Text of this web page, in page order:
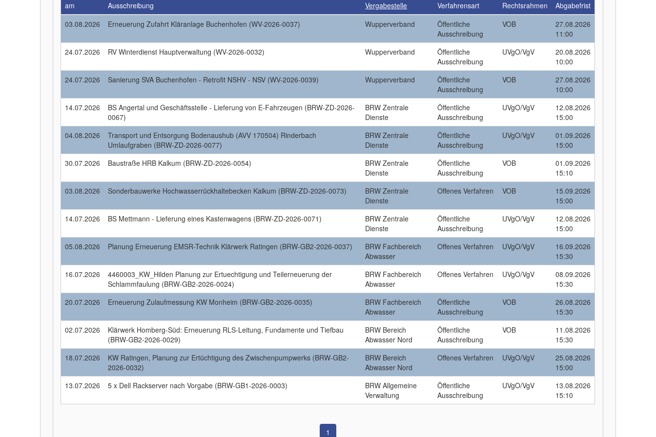
am
Ausschreibung Vergabestelle Verfahrensart Rechtsrahmen
Abgabefrist
03.08.2026
Erneuerung Zufahrt Kläranlage Buchenhofen (WV-2026-0037) Wupperverband
Öffentliche
Ausschreibung
VOB
27.08.2026
11:00
24.07.2026
RV Winterdienst Hauptverwaltung (WV-2026-0032) Wupperverband
Öffentliche
Ausschreibung
UVgO/VgV
20.08.2026
10:00
24.07.2026
Sanierung SVA Buchenhofen - Retrofit NSHV - NSV (WV-2026-0039) Wupperverband
Öffentliche
Ausschreibung
VOB
27.08.2026
10:00
14.07.2026
BS Angertal und Geschäftsstelle - Lieferung von E-Fahrzeugen (BRW-ZD-2026-
0067)
BRW Zentrale
Dienste
Öffentliche
Ausschreibung
UVgO/VgV
12.08.2026
15:00
04.08.2026
Transport und Entsorgung Bodenaushub (AVV 170504) Rinderbach
Umlaufgraben (BRW-ZD-2026-0077)
BRW Zentrale
Dienste
Öffentliche
Ausschreibung
UVgO/VgV
01.09.2026
15:00
30.07.2026
Baustraße HRB Kalkum (BRW-ZD-2026-0054)
BRW Zentrale
Dienste
Öffentliche
Ausschreibung
VOB
01.09.2026
15:10
03.08.2026
Sonderbauwerke Hochwasserrückhaltebecken Kalkum (BRW-ZD-2026-0073)
BRW Zentrale
Dienste
Offenes Verfahren VOB
15.09.2026
15:00
14.07.2026
BS Mettmann - Lieferung eines Kastenwagens (BRW-ZD-2026-0071)
BRW Zentrale
Dienste
Öffentliche
Ausschreibung
UVgO/VgV
12.08.2026
15:00
05.08.2026
Planung Erneuerung EMSR-Technik Klärwerk Ratingen (BRW-GB2-2026-0037)
BRW Fachbereich
Abwasser
Offenes Verfahren UVgO/VgV
16.09.2026
15:30
16.07.2026
4460003_KW_Hilden Planung zur Ertuechtigung und Teilerneuerung der
Schlammfaulung (BRW-GB2-2026-0024)
BRW Fachbereich
Abwasser
Offenes Verfahren UVgO/VgV
08.09.2026
15:30
20.07.2026
Erneuerung Zulaufmessung KW Monheim (BRW-GB2-2026-0035)
BRW Fachbereich
Abwasser
Öffentliche
Ausschreibung
VOB
26.08.2026
15:30
02.07.2026
Klärwerk Homberg-Süd: Erneuerung RLS-Leitung, Fundamente und Tiefbau
(BRW-GB2-2026-0029)
BRW Bereich
Abwasser Nord
Öffentliche
Ausschreibung
VOB
11.08.2026
15:30
18.07.2026
KW Ratingen, Planung zur Ertüchtigung des Zwischenpumpwerks (BRW-GB2-
2026-0032)
BRW Bereich
Abwasser Nord
Offenes Verfahren UVgO/VgV
25.08.2026
15:00
13.07.2026
5 x Dell Rackserver nach Vorgabe (BRW-GB1-2026-0003)
BRW Allgemeine
Verwaltung
Öffentliche
Ausschreibung
UVgO/VgV
13.08.2026
15:10
1